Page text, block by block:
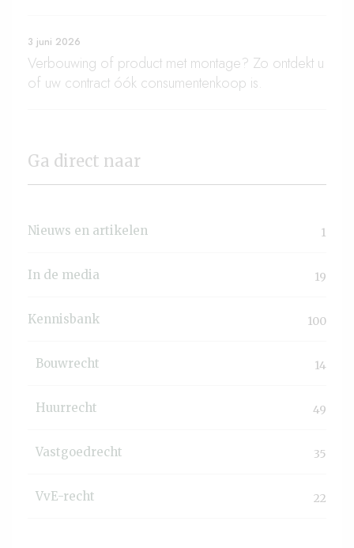
3 juni 2026
Verbouwing of product met montage? Zo ontdekt u
of uw contract óók consumentenkoop is.
Ga direct naar
In de media 19
Kennisbank 100
Bouwrecht 14
Huurrecht 49
Vastgoedrecht 35
VvE-recht 22
Nieuws en artikelen 1